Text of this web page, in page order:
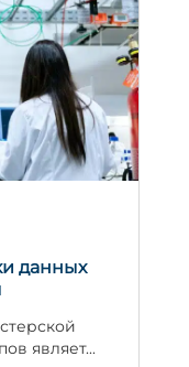
данных
являет...